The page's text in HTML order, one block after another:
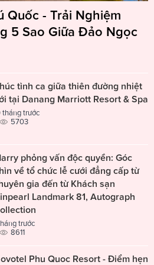
Quốc - Trải Nghiệm
5 Sao Giữa Đảo Ngọc
tình ca giữa thiên đường nhiệt
tại Danang Marriott Resort & Spa
tháng trước
5703
phỏng vấn độc quyền: Góc
về tổ chức lễ cưới đẳng cấp từ
gia đến từ Khách sạn
Landmark 81, Autograph
trước
8611
Phu Quoc Resort - Điểm hẹn